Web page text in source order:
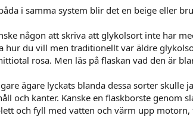
i samma system blir det en beige eller
någon att skriva att glykolsort inte har
hur du vill men traditionellt var äldre
rosa. Men läs på flaskan vad den är
ägare lyckats blanda dessa sorter skulle
och kanter. Kanske en flaskborste genom
och fyll med vatten och värm upp motorn,